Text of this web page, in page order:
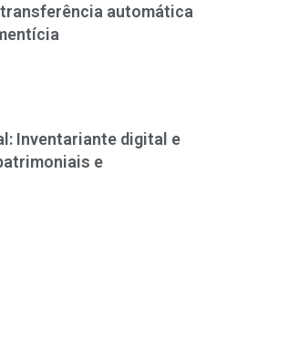
transferência automática
Inventariante digital e
e